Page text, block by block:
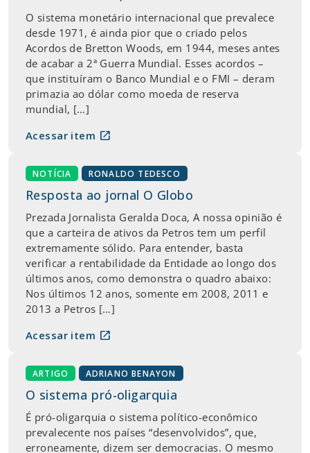
O sistema monetário internacional que prevalece
desde 1971, é ainda pior que o criado pelos
Acordos de Bretton Woods, em 1944, meses antes
de acabar a 2ª Guerra Mundial. Esses acordos –
que instituíram o Banco Mundial e o FMI – deram
primazia ao dólar como moeda de reserva
mundial, […]
Acessar item open_in_new
NOTÍCIA RONALDO TEDESCO
Resposta ao jornal O Globo
Prezada Jornalista Geralda Doca, A nossa opinião é
que a carteira de ativos da Petros tem um perfil
extremamente sólido. Para entender, basta
verificar a rentabilidade da Entidade ao longo dos
últimos anos, como demonstra o quadro abaixo:
Nos últimos 12 anos, somente em 2008, 2011 e
2013 a Petros […]
Acessar item open_in_new
ARTIGO ADRIANO BENAYON
O sistema pró-oligarquia
É pró-oligarquia o sistema político-econômico
prevalecente nos países “desenvolvidos”, que,
erroneamente, dizem ser democracias. O mesmo